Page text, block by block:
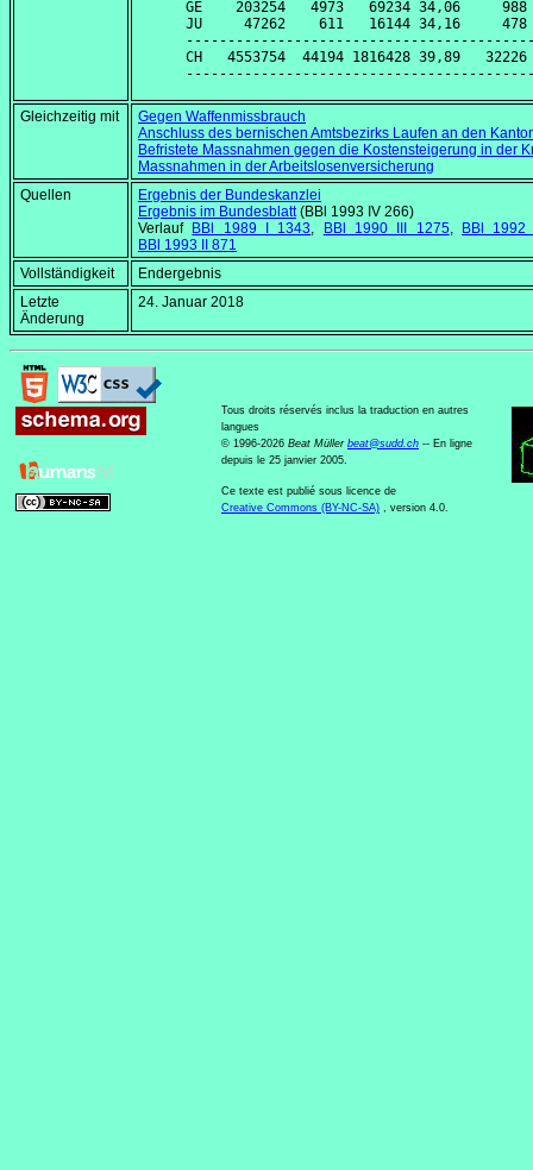
GE    203254   4973   69234 34,06
JU     47262    611   16144 34,16
CH   4553754  44194 1816428 39,89
Gleichzeitig mit
Gegen Waffenmissbrauch
Anschluss des bernischen Amtsbezirks Laufen an den
Befristete Massnahmen gegen die Kostensteigerung in der
Massnahmen in der Arbeitslosenversicherung
Quellen
Ergebnis der Bundeskanzlei
Ergebnis im Bundesblatt(BBl 1993 IV 266)
Verlauf BBl 1989 I 1343, BBl 1990 III 1275,
BBl
BBl 1993 II 871
Vollständigkeit
Endergebnis
Letzte
Änderung
24. Januar 2018
Tous droits réservés inclus la traduction en autres
langues
© 1996-2026 Beat Müller beat@sudd.ch -- En ligne
depuis le 25 janvier 2005.
Ce texte est publié sous licence de
Creative Commons (BY-NC-SA) , version 4.0.